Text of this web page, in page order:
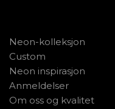
Neon-kolleksjon
Custom
Neon inspirasjon
Anmeldelser
Om oss og kvalitet